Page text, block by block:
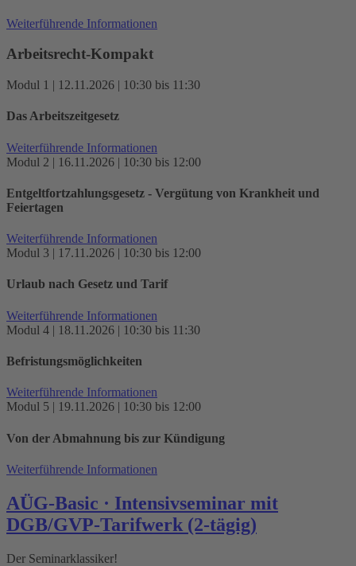
Weiterführende Informationen
Arbeitsrecht-Kompakt
Modul 1 | 12.11.2026 | 10:30 bis 11:30
Das Arbeitszeitgesetz
Weiterführende Informationen
Modul 2 | 16.11.2026 | 10:30 bis 12:00
Entgeltfortzahlungsgesetz - Vergütung von Krankheit und
Feiertagen
Weiterführende Informationen
Modul 3 | 17.11.2026 | 10:30 bis 12:00
Urlaub nach Gesetz und Tarif
Weiterführende Informationen
Modul 4 | 18.11.2026 | 10:30 bis 11:30
Befristungsmöglichkeiten
Weiterführende Informationen
Modul 5 | 19.11.2026 | 10:30 bis 12:00
Von der Abmahnung bis zur Kündigung
Weiterführende Informationen
AÜG-Basic · Intensivseminar mit
DGB/GVP-Tarifwerk (2-tägig)
Der Seminarklassiker!